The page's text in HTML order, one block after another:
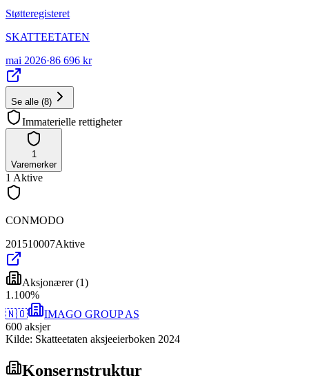
Støtteregisteret
SKATTEETATEN
mai 2026·86 696 kr
Se alle (8)
Immaterielle rettigheter
1
Varemerker
1 Aktive
CONMODO
201510007Aktive
Aksjonærer(1)
1 .100%
🇳🇴
IMAGO GROUP AS
600 aksjer
Kilde: Skatteetaten aksjeeierboken 2024
Konsernstruktur